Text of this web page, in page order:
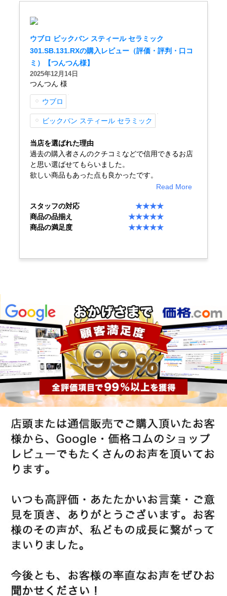
繁體中文 한국어
ภาษาไทย
ウブロ ビックバン スティール セラミック
301.SB.131.RXの購入レビュー（評価・評判・口コ
ミ）【つんつん様】
2025年12月14日
つんつん 様
ウブロ
ビックバン スティール セラミック
当店を選ばれた理由
過去の購入者さんのクチコミなどで信用できるお店
と思い選ばせてもらいました。
欲しい商品もあった点も良かったです。
Read More
スタッフの対応
★★★★
商品の品揃え
★★★★★
商品の満足度
★★★★★